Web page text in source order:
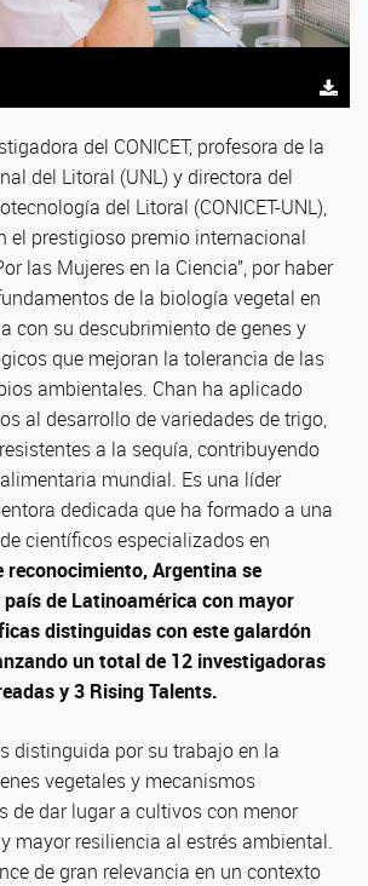
del CONICET, profesora de la
del Litoral (UNL) y directora del
del Litoral (CONICET-UNL),
el prestigioso premio internacional
las Mujeres en la Ciencia”, por haber
de la biología vegetal en
con su descubrimiento de genes y
que mejoran la tolerancia de las
ambientales. Chan ha aplicado
al desarrollo de variedades de trigo,
a la sequía, contribuyendo
mundial. Es una líder
dedicada que ha formado a una
científicos especializados en
reconocimiento, Argentina se
de Latinoamérica con mayor
distinguidas con este galardón
un total de 12 investigadoras
y 3 Rising Talents.
distinguida por su trabajo en la
vegetales y mecanismos
de dar lugar a cultivos con menor
mayor resiliencia al estrés ambiental.
de gran relevancia en un contexto